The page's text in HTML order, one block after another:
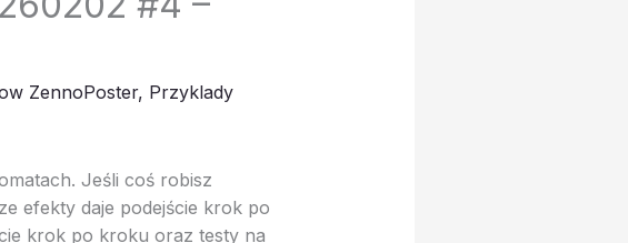
ZennoPoster, Przyklady
Jeśli coś robisz
efekty daje podejście krok po
krok po kroku oraz testy na